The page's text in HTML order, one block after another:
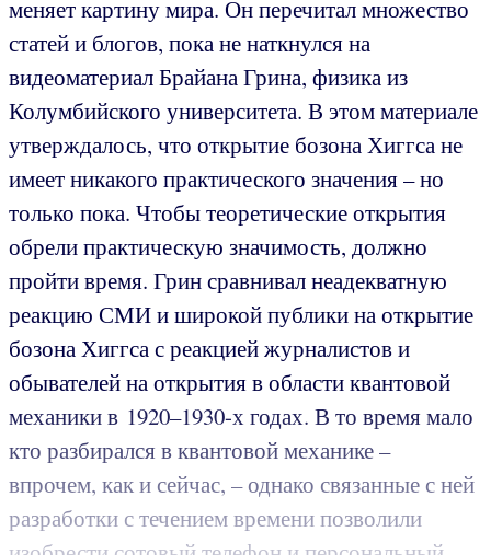
меняет картину мира. Он перечитал множество
статей и блогов, пока не наткнулся на
видеоматериал Брайана Грина, физика из
Колумбийского университета. В этом материале
утверждалось, что открытие бозона Хиггса не
имеет никакого практического значения – но
только пока. Чтобы теоретические открытия
обрели практическую значимость, должно
пройти время. Грин сравнивал неадекватную
реакцию СМИ и широкой публики на открытие
бозона Хиггса с реакцией журналистов и
обывателей на открытия в области квантовой
механики в 1920–1930-х годах. В то время мало
кто разбирался в квантовой механике –
впрочем, как и сейчас, – однако связанные с ней
разработки с течением времени позволили